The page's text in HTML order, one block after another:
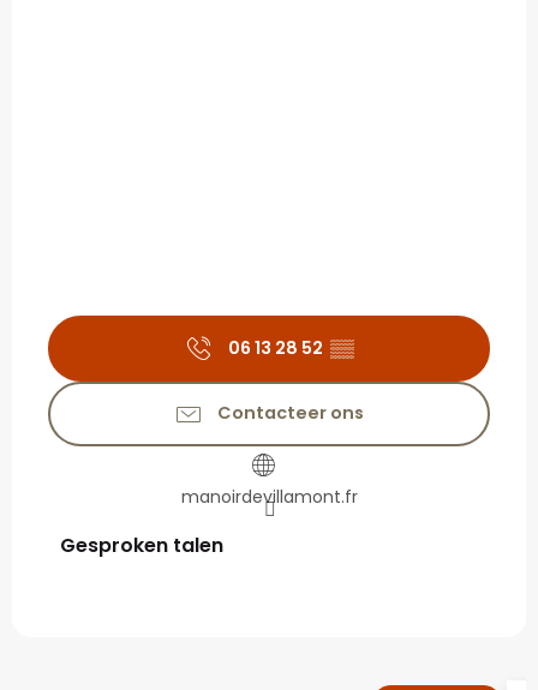
06 13 28 52 ▒▒
Contacteer ons
manoirdevillamont.fr
Gesproken talen
Gesproken talen